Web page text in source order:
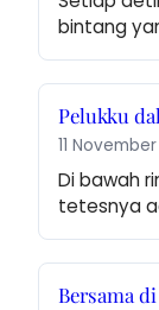
bintang
Pelukku
11
Di bawah
tetesnya
Bersama di